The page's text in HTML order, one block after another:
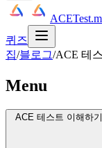
퀴즈
집/블로그/ACE 테
Menu
ACE 테스트 이해하